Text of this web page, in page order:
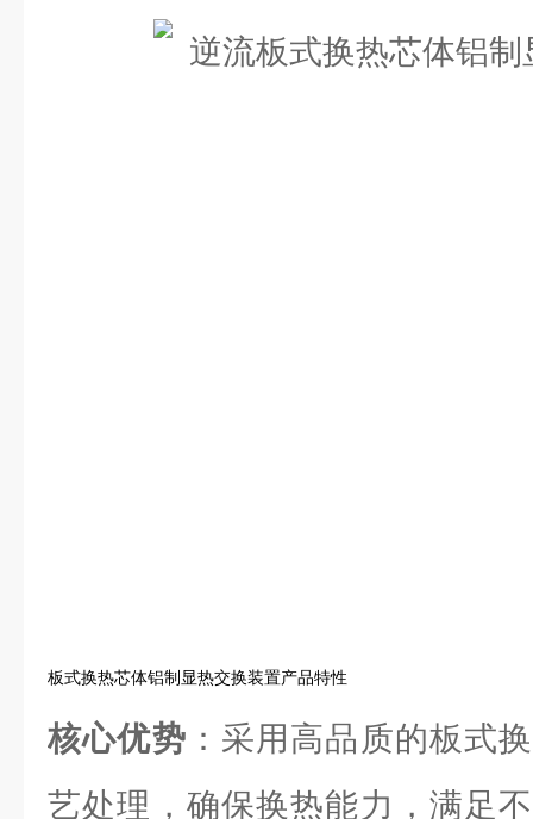
板式换热芯体铝制显热交换装置产品特性
核心优势 ：采用高品质的板式
艺处理，确保换热能力，满足